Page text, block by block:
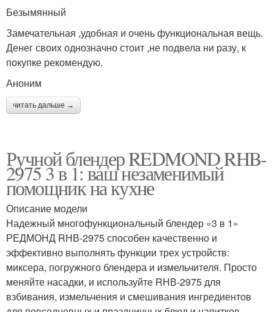
Безымянный
Замечательная ,удобная и очень функциональная вещь.
Денег своих однозначно стоит ,не подвела ни разу, к
покупке рекомендую.
Аноним
читать дальше →
Ручной блендер REDMOND RHB-
2975 3 в 1: ваш незаменимый
помощник на кухне
Описание модели
Надежный многофункциональный блендер «3 в 1»
РЕДМОНД RНВ-2975 способен качественно и
эффективно выполнять функции трех устройств:
миксера, погружного блендера и измельчителя. Просто
меняйте насадки, и используйте RНВ-2975 для
взбивания, измельчения и смешивания ингредиентов